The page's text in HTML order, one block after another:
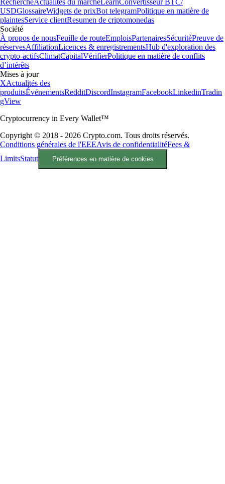
RechercheActualités du marché LearnConvertisseur BTC/
USDGlossaireWidgets de prixBot telegramPolitique en matière de
plaintesService clientResumen de criptomonedas
Société
À propos de nousFeuille de routeEmploisPartenairesSécuritéPreuve de
réservesAffiliationLicences & enregistrementsHub d'exploration des
crypto-actifsClimatCapitalVérifierPolitique en matière de conflits
d’intérêts
Mises à jour
XActualités des
produitsÉvénementsRedditDiscordInstagramFacebookLinkedinTradin
gView
Cryptocurrency in Every Wallet™
Copyright © 2018 - 2026 Crypto.com. Tous droits réservés.
Conditions générales de l'EEEAvis de confidentialitéFees &
LimitsStatut Préférences en matière de cookies